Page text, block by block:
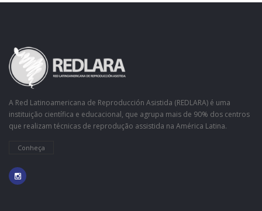
A Red Latinoamericana de Reproducción Asistida (REDLARA) é uma
instituição científica e educacional, que agrupa mais de 90% dos centros
que realizam técnicas de reprodução assistida na América Latina.
Conheça